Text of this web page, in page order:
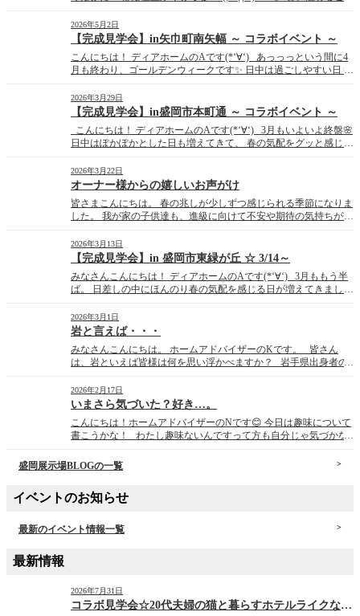
も上がり、家計への負担を実感している方も多いのではないでし
ょうか･･･(´ […]
2026年5月2日
【完成見学会】in矢巾町南矢幅 ～ コラボイベント ～
こんにちは！ ディアホームのAです(*‘∀‘) あっっっという間に4
月も終わり、ゴールデンウィークです✨ 日中は過ごしやすい日も
も多いのではないでしょうか♬？ グループ会社のジョイホームで
は、ゴールデンウィーク中に 完成見学会を開催 […]
2026年3月29日
【完成見学会】in盛岡市本町通 ～ コラボイベント ～
こんにちは！ ディアホームのAです(*‘∀‘) 3月もいよいよ終盤🌸
日中はぽかぽかとした日も増えてきて、 春の気配をグッと感じる
症の症状に襲われています🤧💦 一度くし […]
2026年3月22日
オーナー様からの嬉しいお声がけ
皆さまこんにちは。 春の兆しが少しずつ感じられる季節になりま
した。 我が家の子供達も、進級に向けて不安や期待の気持ちが交
のは同じですね。 さて、先日オーナー様とお話をさせていただ
いていた時のこと。 懐かしいお話、最近のお話で楽しく過ごして
2026年3月13日
【完成見学会】in 盛岡市東緑が丘 ☆ 3/14～
みなさんこんにちは！ ディアホームのAです(*‘∀‘) 3月ももう半
ば。 日差しの中にほんのり春の気配を感じる日が増えてきました
≪何を着たらいいかわからない問題期≫到来です😥 そんな季節
の変わり目に、 […]
2026年3月1日
岩と言えば・・・
みなさんこんにちは。 ホームアドバイザーのKです。 皆さん
は、岩といえば皆様は何を思い浮かべますか？ 岩手県出身者の
から一部の界隈で思いをはせる方が多い場所は岩洞湖です。 本
州一寒い盛岡市薮川の氷上ワカサ […]
2026年2月17日
いまさら気づいた？好き…。
こんにちは！ホームアドバイザーのNです😊 今日は趣味について
書こうかな！ わたし趣味ないんですって方も自分じゃ気づかな
ケボー・スノボー・雪板・キャンプ・旅行… いや、多い多い。ほ
んっとーに多趣味！ あきれるくらい(笑) […]
盛岡展示場BLOGの一覧
イベントのお知らせ
最新のイベント情報一覧
最新情報
2026年7月31日
コラボ見学会☆20代夫婦の猫と暮らすホテルライクな家☆